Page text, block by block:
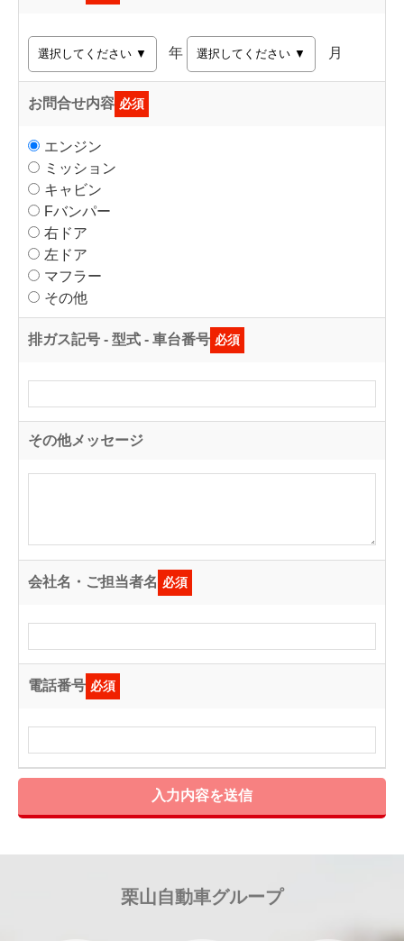
年 月
お問合せ内容 必須
エンジン
ミッション
キャビン
Fバンパー
右ドア
左ドア
マフラー
その他
排ガス記号 - 型式 - 車台番号 必須
その他メッセージ
会社名・ご担当者名 必須
電話番号 必須
入力内容を送信
栗山自動車グループ